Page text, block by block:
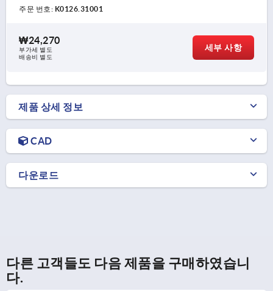
주문 번호: K0126.31001
₩24,270
부가세 별도
배송비 별도
세부 사항
제품 상세 정보
CAD
다운로드
다른 고객들도 다음 제품을 구매하였습니
다.